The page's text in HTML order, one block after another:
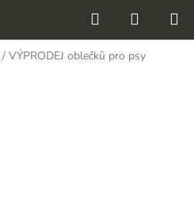
Hledat
KOŠÍK
/ VÝPRODEJ oblečků pro psy